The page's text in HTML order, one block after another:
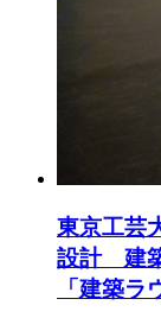
東京工芸
設計 建
「建築ラ